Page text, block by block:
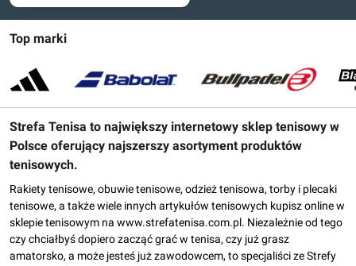
Top marki
Strefa Tenisa to największy internetowy sklep tenisowy w
Polsce oferujący najszerszy asortyment produktów
tenisowych.
Rakiety tenisowe, obuwie tenisowe, odzież tenisowa, torby i plecaki
tenisowe, a także wiele innych artykułów tenisowych kupisz online w
sklepie tenisowym na www.strefatenisa.com.pl. Niezależnie od tego
czy chciałbyś dopiero zacząć grać w tenisa, czy już grasz
amatorsko, a może jesteś już zawodowcem, to specjaliści ze Strefy